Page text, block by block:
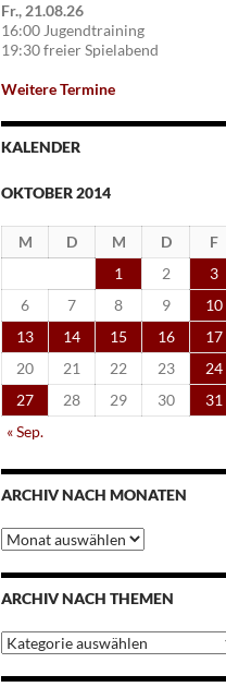
Fr., 21.08.26
16:00 Jugendtraining
19:30 freier Spielabend
Weitere Termine
KALENDER
OKTOBER 2014
M D M D F
1
2 3
6
7 8 9 10
13
14 15 16 17
20
21 22 23 24
27
28 29 30
31
« Sep.
ARCHIV NACH MONATEN
Archiv
nach
Monaten
ARCHIV NACH THEMEN
Archiv
nach
Themen